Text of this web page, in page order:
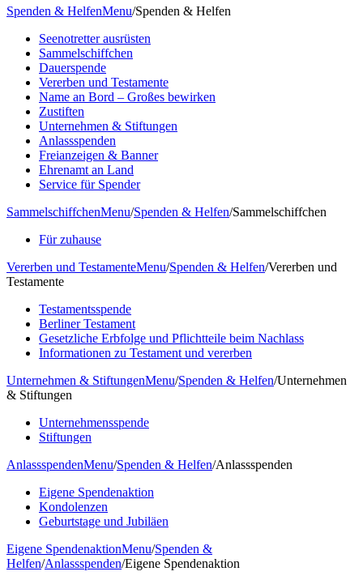
Spenden & HelfenMenu/Spenden & Helfen
Seenotretter ausrüsten
Sammelschiffchen
Dauerspende
Vererben und Testamente
Name an Bord – Großes bewirken
Zustiften
Unternehmen & Stiftungen
Anlassspenden
Freianzeigen & Banner
Ehrenamt an Land
Service für Spender
SammelschiffchenMenu/Spenden & Helfen/Sammelschiffchen
Für zuhause
Vererben und TestamenteMenu/Spenden & Helfen/Vererben und
Testamente
Testamentsspende
Berliner Testament
Gesetzliche Erbfolge und Pflichtteile beim Nachlass
Informationen zu Testament und vererben
Unternehmen & StiftungenMenu/Spenden & Helfen/Unternehmen
& Stiftungen
Unternehmensspende
Stiftungen
AnlassspendenMenu/Spenden & Helfen/Anlassspenden
Eigene Spendenaktion
Kondolenzen
Geburtstage und Jubiläen
Eigene SpendenaktionMenu/Spenden &
Helfen/Anlassspenden/Eigene Spendenaktion